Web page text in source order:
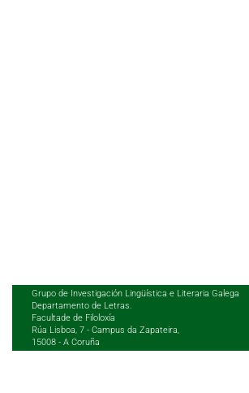
Grupo de Investigación Lingüística e Literaria Galega
Departamento de Letras.
Facultade de Filoloxía
Rúa Lisboa, 7 - Campus da Zapateira,
15008 - A Coruña